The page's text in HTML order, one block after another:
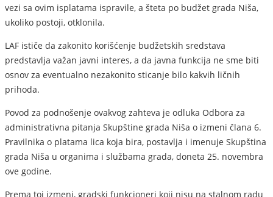
vezi sa ovim isplatama ispravile, a šteta po budžet grada Niša,
ukoliko postoji, otklonila.
LAF ističe da zakonito korišćenje budžetskih sredstava
predstavlja važan javni interes, a da javna funkcija ne sme biti
osnov za eventualno nezakonito sticanje bilo kakvih ličnih
prihoda.
Povod za podnošenje ovakvog zahteva je odluka Odbora za
administrativna pitanja Skupštine grada Niša o izmeni člana 6.
Pravilnika o platama lica koja bira, postavlja i imenuje Skupština
grada Niša u organima i službama grada, doneta 25. novembra
ove godine.
Prema toj izmeni, gradski funkcioneri koji nisu na stalnom radu